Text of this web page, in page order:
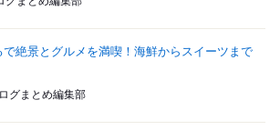
で絶景とグルメを満喫！海鮮からスイーツまで
グまとめ編集部